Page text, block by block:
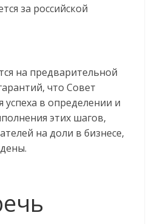
за российской
на предварительной
что Совет
в определении и
этих шагов,
на доли в бизнесе,